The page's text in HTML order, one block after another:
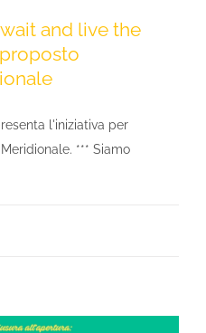
and live the
l'iniziativa per
*** Siamo